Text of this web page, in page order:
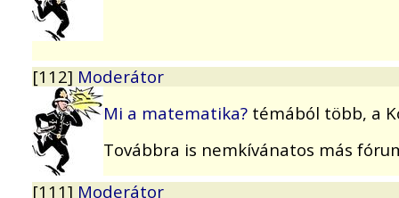
[112] Moderátor
Mi a matematika? témából több, a
Továbbra is nemkívánatos más
[111] Moderátor